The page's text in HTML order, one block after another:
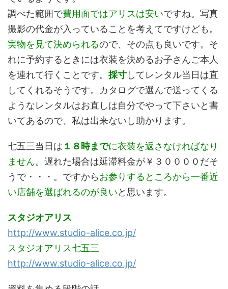
調べた範囲で費用面ではアリスは安いですね。写真
撮影の代金が入っていることを考えてですけども。
実物を見て決められるので、その点も良いです。そ
れに予約するときには衣装を決めるお子さんご本人
を連れて行くことです。 採寸してレンタル当日は直
してくれるそうです。カタログで選んで送ってくる
ようなレンタルはお直しは自分でやって下さいと書
いてあるので、私は出来ないし助かります。
七五三当日は １８時までに衣装を返さなければなり
ません。遅れた場合は延滞料金が￥３００００だそ
うで・・・。ですからお参りするところから一番近
い店舗を選ばれるのが良いと思います。
スタジオアリス
http://www.studio-alice.co.jp/
スタジオアリス七五三
http://www.studio-alice.co.jp/